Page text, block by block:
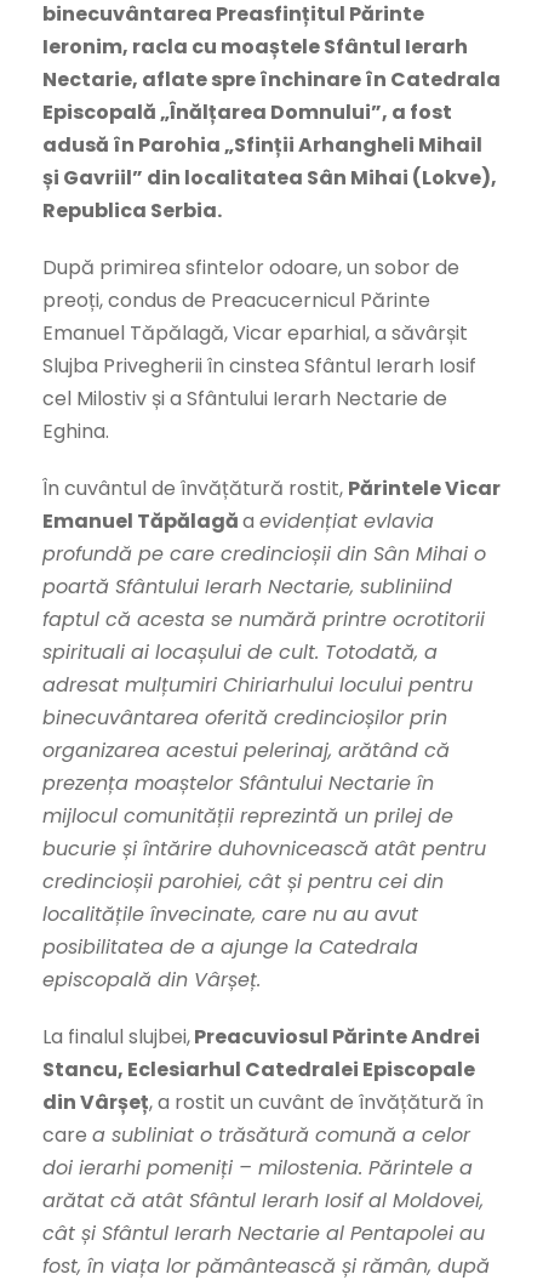
binecuvântarea Preasfințitul Părinte
Ieronim, racla cu moaștele Sfântul Ierarh
Nectarie, aflate spre închinare în Catedrala
Episcopală „Înălțarea Domnului”, a fost
adusă în Parohia „Sfinții Arhangheli Mihail
și Gavriil” din localitatea Sân Mihai (Lokve),
Republica Serbia.
După primirea sfintelor odoare, un sobor de
preoți, condus de Preacucernicul Părinte
Emanuel Tăpălagă, Vicar eparhial, a săvârșit
Slujba Privegherii în cinstea Sfântul Ierarh Iosif
cel Milostiv și a Sfântului Ierarh Nectarie de
Eghina.
În cuvântul de învățătură rostit, Părintele Vicar
Emanuel Tăpălagăa evidențiat evlavia
profundă pe care credincioșii din Sân Mihai o
poartă Sfântului Ierarh Nectarie, subliniind
faptul că acesta se numără printre ocrotitorii
spirituali ai locașului de cult. Totodată, a
adresat mulțumiri Chiriarhului locului pentru
binecuvântarea oferită credincioșilor prin
organizarea acestui pelerinaj, arătând că
prezența moaștelor Sfântului Nectarie în
mijlocul comunității reprezintă un prilej de
bucurie și întărire duhovnicească atât pentru
credincioșii parohiei, cât și pentru cei din
localitățile învecinate, care nu au avut
posibilitatea de a ajunge la Catedrala
episcopală din Vârșeț.
La finalul slujbei,Preacuviosul Părinte Andrei
Stancu, Eclesiarhul Catedralei Episcopale
din Vârșeț, a rostit un cuvânt de învățătură în
care a subliniat o trăsătură comună a celor
doi ierarhi pomeniți – milostenia. Părintele a
arătat că atât Sfântul Ierarh Iosif al Moldovei,
cât și Sfântul Ierarh Nectarie al Pentapolei au
fost, în viața lor pământească și rămân, după